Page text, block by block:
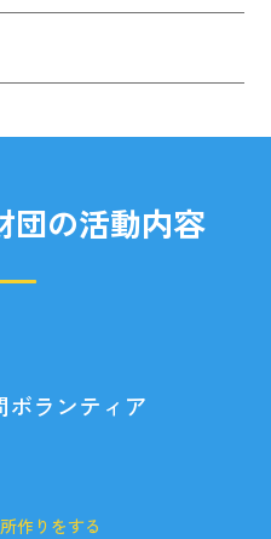
団の活動内容
ランティア
作りをする